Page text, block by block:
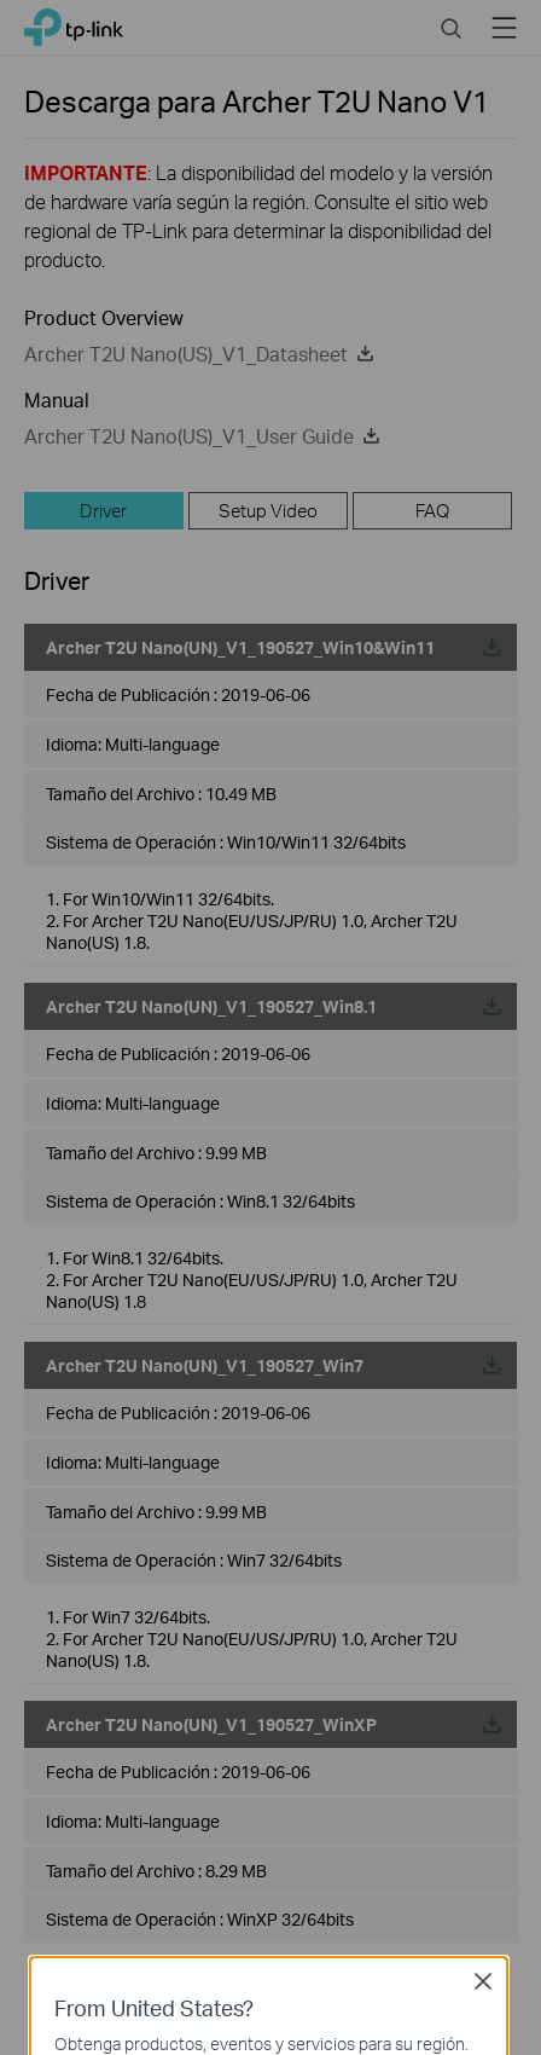
Click
navigation
TP-Link, Reliably Smart SearchMenu
Descarga paraArcher T2U NanoV1
IMPORTANTE: La disponibilidad del modelo y la versión
de hardware varía según la región. Consulte el sitio web
regional de TP-Link para determinar la disponibilidad del
producto.
Product Overview
Archer T2U Nano(US)_V1_Datasheet
Manual
Archer T2U Nano(US)_V1_User Guide
Driver Setup Video FAQ
Driver
Archer T2U Nano(UN)_V1_190527_Win10&Win11
Fecha de Publicación : 2019-06-06
Idioma: Multi-language
Tamaño del Archivo : 10.49 MB
Sistema de Operación : Win10/Win11 32/64bits
1. For Win10/Win11 32/64bits.
2. For Archer T2U Nano(EU/US/JP/RU) 1.0, Archer T2U
Nano(US) 1.8.
Archer T2U Nano(UN)_V1_190527_Win8.1
Fecha de Publicación : 2019-06-06
Idioma: Multi-language
Tamaño del Archivo :9.99 MB
Sistema de Operación : Win8.1 32/64bits
1. For Win8.1 32/64bits.
2. For Archer T2U Nano(EU/US/JP/RU) 1.0, Archer T2U
Nano(US) 1.8
Archer T2U Nano(UN)_V1_190527_Win7
Fecha de Publicación : 2019-06-06
Idioma: Multi-language
Tamaño del Archivo :9.99 MB
Sistema de Operación : Win7 32/64bits
1. For Win7 32/64bits.
2. For Archer T2U Nano(EU/US/JP/RU) 1.0, Archer T2U
Nano(US) 1.8.
Archer T2U Nano(UN)_V1_190527_WinXP
Fecha de Publicación : 2019-06-06
Idioma: Multi-language
Tamaño del Archivo :8.29 MB
Sistema de Operación : WinXP 32/64bits
2. For Archer T2U Nano(EU/US/JP/RU) 1.0, Archer T2U
Nano(US) 1.8.
From United States?
Obtenga productos, eventos y servicios para su región.
Close